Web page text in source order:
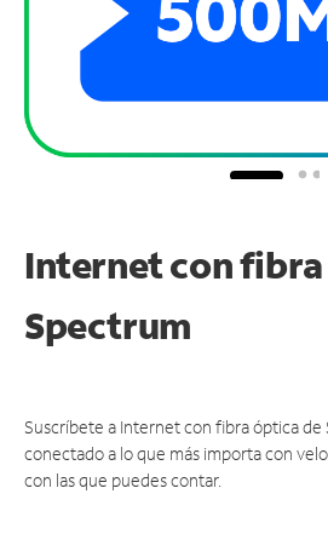
Internet con
Spectrum
Suscríbete a Internet con fibra óptica
conectado a lo que más importa con
con las que puedes contar.